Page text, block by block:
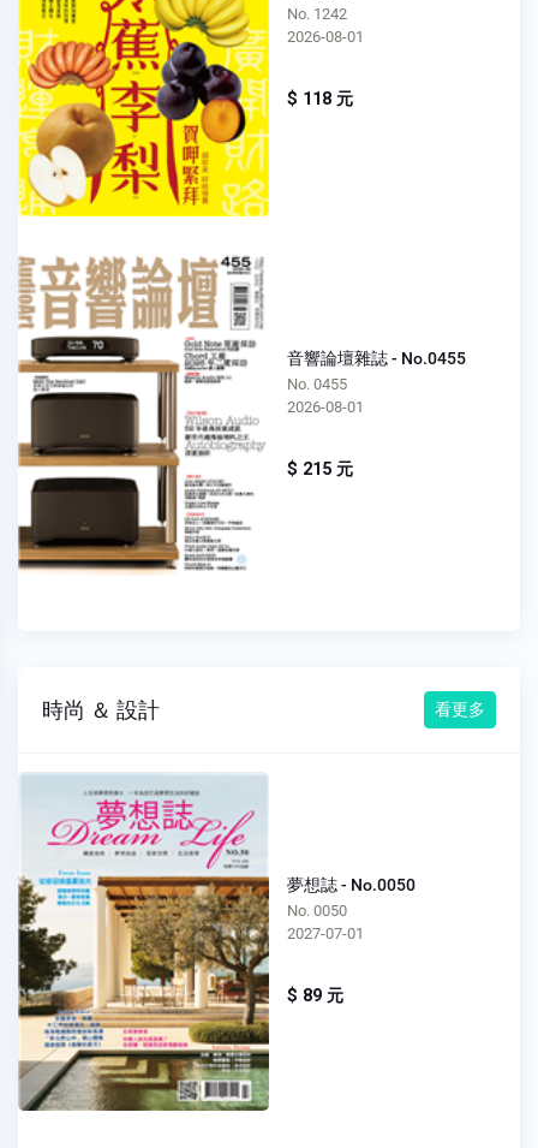
No. 1242
2026-08-01
$ 118 元
音響論壇雜誌 - No.0455
No. 0455
2026-08-01
$ 215 元
時尚 ＆ 設計 看更多
夢想誌 - No.0050
No. 0050
2027-07-01
$ 89 元